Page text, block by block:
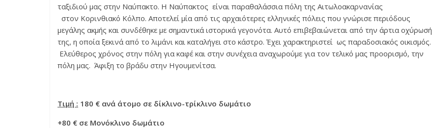
ταξιδιού μας στην Ναύπακτο. Η Ναύπακτος είναι παραθαλάσσια πόλη της Αιτωλοακαρνανίας
στον Κορινθιακό Κόλπο. Αποτελεί μία από τις αρχαιότερες ελληνικές πόλεις που γνώρισε περιόδους
μεγάλης ακμής και συνδέθηκε με σημαντικά ιστορικά γεγονότα. Αυτό επιβεβαιώνεται από την άρτια οχύρωσή
της, η οποία ξεκινά από το λιμάνι και καταλήγει στο κάστρο. Έχει χαρακτηριστεί ως παραδοσιακός οικισμός.
Ελεύθερος χρόνος στην πόλη για καφέ και στην συνέχεια αναχωρούμε για τον τελικό μας προορισμό, την
πόλη μας. Άφιξη το βράδυ στην Ηγουμενίτσα.
Τιμή : 180 € ανά άτομο σε δίκλινο-τρίκλινο δωμάτιο
+80 € σε Μονόκλινο δωμάτιο